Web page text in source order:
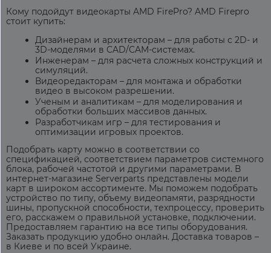
Кому подойдут видеокарты AMD FirePro? AMD Firepro
стоит купить:
Дизайнерам и архитекторам – для работы с 2D- и
3D-моделями в CAD/CAM-системах.
Инженерам – для расчета сложных конструкций и
симуляций.
Видеоредакторам – для монтажа и обработки
видео в высоком разрешении.
Ученым и аналитикам – для моделирования и
обработки больших массивов данных.
Разработчикам игр – для тестирования и
оптимизации игровых проектов.
Подобрать карту можно в соответствии со
спецификацией, соответствием параметров системного
блока, рабочей частотой и другими параметрами. В
интернет-магазине Serverparts представлены модели
карт в широком ассортименте. Мы поможем подобрать
устройство по типу, объему видеопамяти, разрядности
шины, пропускной способности, техпроцессу, проверить
его, расскажем о правильной установке, подключении.
Предоставляем гарантию на все типы оборудования.
Заказать продукцию удобно онлайн. Доставка товаров –
в Киеве и по всей Украине.